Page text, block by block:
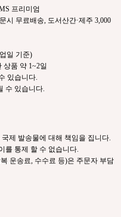
프리미엄
시 무료배송, 도서산간·제주 3,000
일 기준)
상품 약 1~2일
있습니다.
수 있습니다.
제 발송물에 대해 책임을 집니다.
를 통제 할 수 없습니다.
운송료, 수수료 등)은 주문자 부담